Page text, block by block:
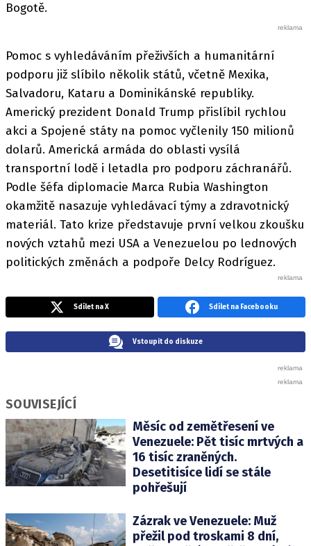
Bogotě.
Pomoc s vyhledáváním přeživších a humanitární
podporu již slíbilo několik států, včetně Mexika,
Salvadoru, Kataru a Dominikánské republiky.
Americký prezident Donald Trump přislíbil rychlou
akci a Spojené státy na pomoc vyčlenily 150 milionů
dolarů. Americká armáda do oblasti vysílá
transportní lodě i letadla pro podporu záchranářů.
Podle šéfa diplomacie Marca Rubia Washington
okamžitě nasazuje vyhledávací týmy a zdravotnický
materiál. Tato krize představuje první velkou zkoušku
nových vztahů mezi USA a Venezuelou po lednových
politických změnách a podpoře Delcy Rodríguez.
Sdílet na X Sdílet na Facebooku
Vstoupit do diskuze
SOUVISEJÍCÍ
Měsíc od zemětřesení ve
Venezuele: Pět tisíc mrtvých a
16 tisíc zraněných.
Desetitisíce lidí se stále
pohřešují
Zázrak ve Venezuele: Muž
přežil pod troskami 8 dní,